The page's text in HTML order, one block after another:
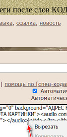
после слов